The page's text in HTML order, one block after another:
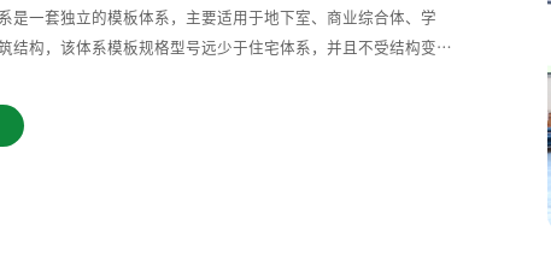
是一套独立的模板体系，主要适用于地下室、商业综合体、学
结构，该体系模板规格型号远少于住宅体系，并且不受结构变化